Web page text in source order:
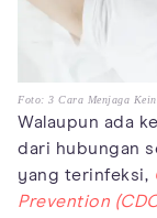
Foto: 3 Cara Menjaga
Walaupun ada
dari hubungan
yang terinfeksi,
Prevention